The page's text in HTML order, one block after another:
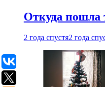
Откуда пошла
2 года спустя2 года